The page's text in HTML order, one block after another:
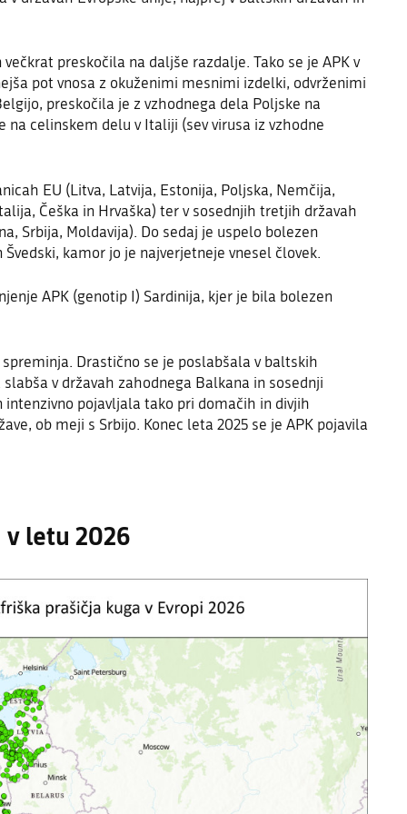
preskočila na daljše razdalje. Tako se je APK v
pot vnosa z okuženimi mesnimi izdelki, odvrženimi
preskočila je z vzhodnega dela Poljske na
celinskem delu v Italiji (sev virusa iz vzhodne
EU (Litva, Latvija, Estonija, Poljska, Nemčija,
Češka in Hrvaška) ter v sosednjih tretjih državah
a, Srbija, Moldavija). Do sedaj je uspelo bolezen
kamor jo je najverjetneje vnesel človek.
APK (genotip I) Sardinija, kjer je bila bolezen
Drastično se je poslabšala v baltskih
v državah zahodnega Balkana in sosednji
pojavljala tako pri domačih in divjih
ob meji s Srbijo. Konec leta 2025 se je APK pojavila
letu 2026